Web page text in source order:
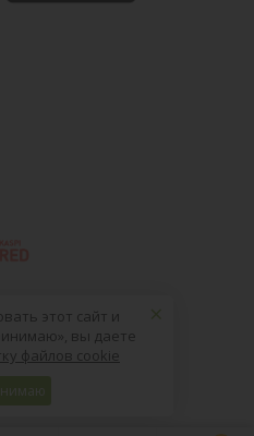
09-40
×
этот сайт и
вы даете
файлов cookie